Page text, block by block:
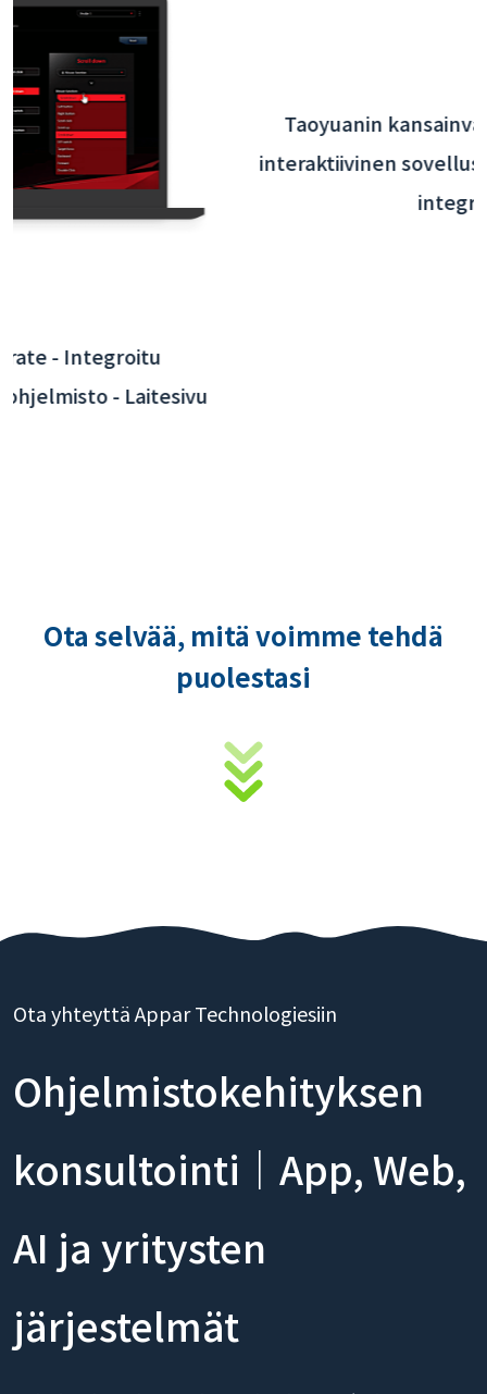
Taoyuanin kansainvälisen lentokentän
interaktiivinen sovellus - taustajärjestelmän
Ota selvää, mitä voimme tehdä
Ohjelmistokehityksen
konsultointi｜App, Web,
AI ja yritysten
järjestelmät